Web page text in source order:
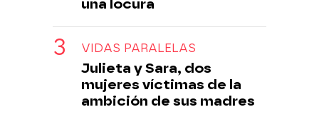
una locura
VIDAS PARALELAS
Julieta y Sara, dos
mujeres víctimas de la
ambición de sus madres